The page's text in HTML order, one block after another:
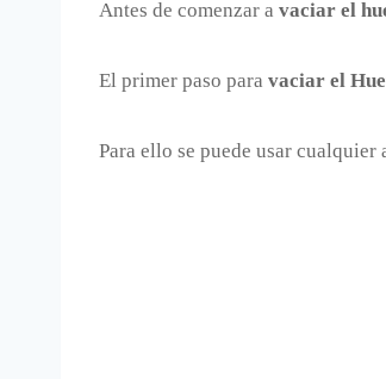
Antes de comenzar a vaciar el
El primer paso para vaciar el
Para ello se puede usar